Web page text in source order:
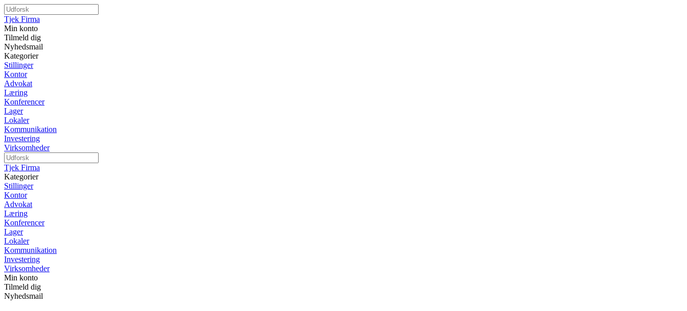
Tjek Firma
Min konto
Tilmeld dig
Nyhedsmail
Kategorier
Stillinger
Kontor
Advokat
Læring
Konferencer
Lager
Lokaler
Kommunikation
Investering
Virksomheder
Tjek Firma
Kategorier
Stillinger
Kontor
Advokat
Læring
Konferencer
Lager
Lokaler
Kommunikation
Investering
Virksomheder
Min konto
Tilmeld dig
Nyhedsmail